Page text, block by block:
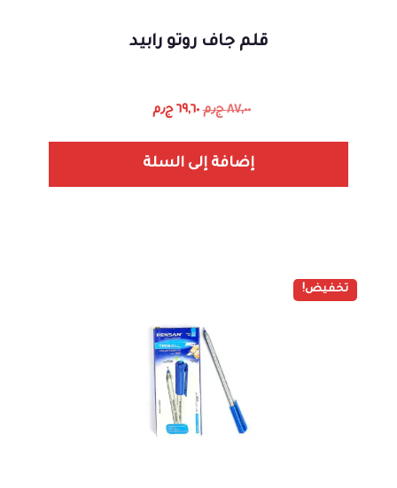
قلم جاف روتو رابيد
٨٧,٠٠ ج٫م ٦٩,٦٠ ج٫م
إضافة إلى السلة
تخفيض!